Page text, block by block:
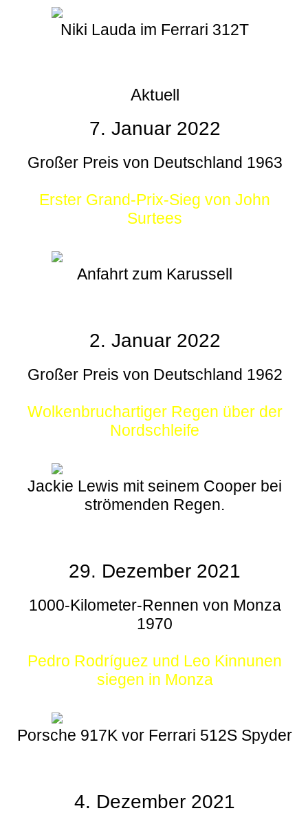
Niki Lauda im Ferrari 312T
Aktuell
7. Januar 2022
Großer Preis von Deutschland 1963
Erster Grand-Prix-Sieg von John
Surtees
Anfahrt zum Karussell
2. Januar 2022
Großer Preis von Deutschland 1962
Wolkenbruchartiger Regen über der
Nordschleife
Jackie Lewis mit seinem Cooper bei
strömenden Regen.
29. Dezember 2021
1000-Kilometer-Rennen von Monza
1970
Pedro Rodríguez und Leo Kinnunen
siegen in Monza
Porsche 917K vor Ferrari 512S Spyder
4. Dezember 2021